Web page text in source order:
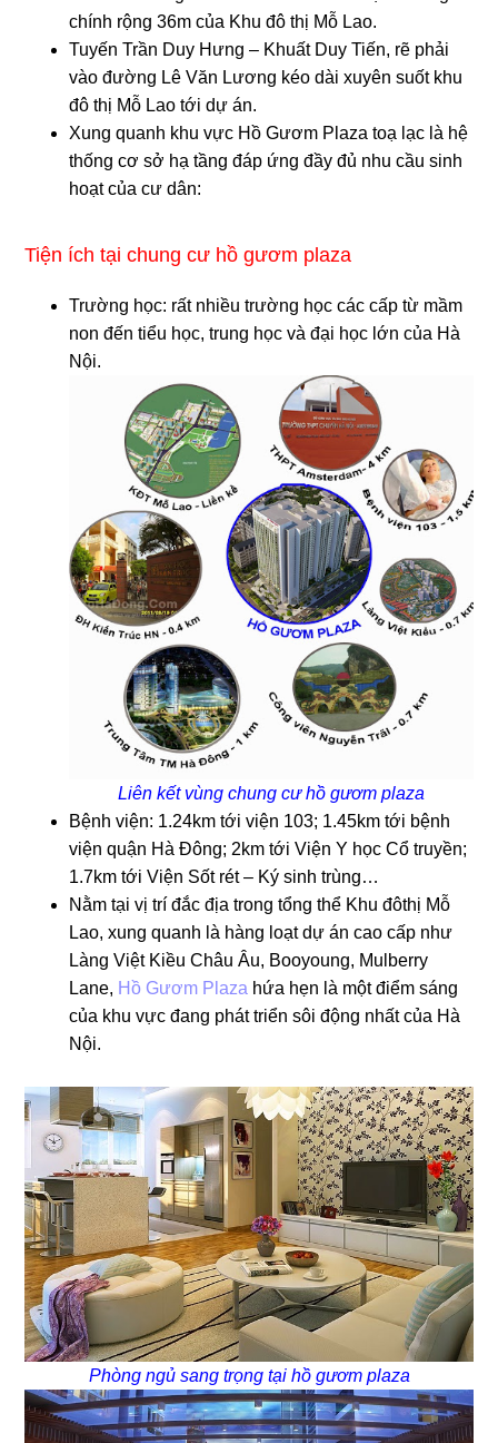
chính rộng 36m của Khu đô thị Mỗ Lao.
Tuyến Trần Duy Hưng – Khuất Duy Tiến, rẽ phải
vào đường Lê Văn Lương kéo dài xuyên suốt khu
đô thị Mỗ Lao tới dự án.
Xung quanh khu vực Hồ Gươm Plaza toạ lạc là hệ
thống cơ sở hạ tầng đáp ứng đầy đủ nhu cầu sinh
hoạt của cư dân:
Tiện ích tại chung cư hồ gươm plaza
Trường học: rất nhiều trường học các cấp từ mầm
non đến tiểu học, trung học và đại học lớn của Hà
Nội.
Liên kết vùng chung cư hồ gươm plaza
Bệnh viện: 1.24km tới viện 103; 1.45km tới bệnh
viện quận Hà Đông; 2km tới Viện Y học Cổ truyền;
1.7km tới Viện Sốt rét – Ký sinh trùng…
Nằm tại vị trí đắc địa trong tổng thể Khu đôthị Mỗ
Lao, xung quanh là hàng loạt dự án cao cấp như
Làng Việt Kiều Châu Âu, Booyoung, Mulberry
Lane, Hồ Gươm Plaza hứa hẹn là một điểm sáng
của khu vực đang phát triển sôi động nhất của Hà
Nội.
Phòng ngủ sang trọng tại hồ gươm plaza